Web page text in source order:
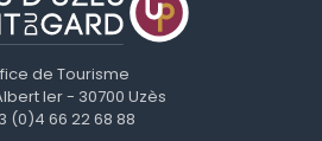
de Tourisme
Ier - 30700 Uzès
(0)4 66 22 68 88